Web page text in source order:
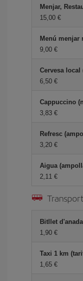
Menjar,
15,00
Menú menjar
9,00
Cervesa
6,50
Cappuccino
3,83
Refresc
3,20
Aigua
2,11
Transport
Bitllet
1,90
Taxi 1 km
1,65